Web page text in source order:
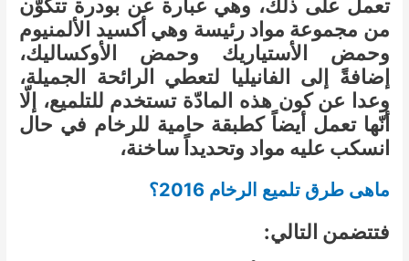
تعمل على ذلك، وهي عبارة عن بودرة تتكوّن
من مجموعة مواد رئيسة وهي أكسيد الألمنيوم
وحمض الأستياريك وحمض الأوكساليك،
إضافةً إلى الفانيليا لتعطي الرائحة الجميلة،
وعدا عن كون هذه المادّة تستخدم للتلميع، إلّا
أنّها تعمل أيضاً كطبقة حامية للرخام في حال
انسكب عليه مواد وتحديداً ساخنة،
ماهى طرق تلميع الرخام 2016؟
فتتضمن التالي: